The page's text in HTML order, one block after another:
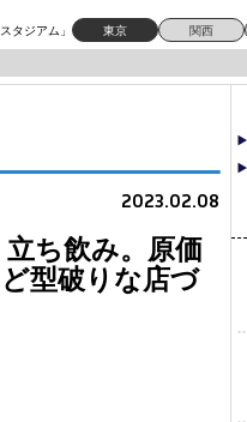
タジアム」 東京 関西
2023.02.08
ち飲み。原価
型破りな店づ